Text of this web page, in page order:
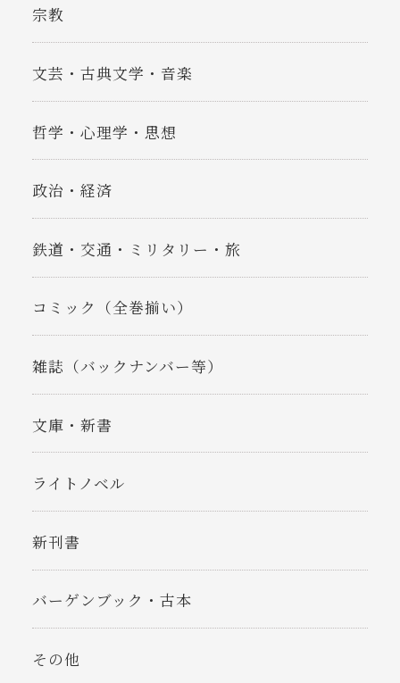
宗教
文芸・古典文学・音楽
哲学・心理学・思想
政治・経済
鉄道・交通・ミリタリー・旅
コミック（全巻揃い）
雑誌（バックナンバー等）
文庫・新書
ライトノベル
新刊書
バーゲンブック・古本
その他